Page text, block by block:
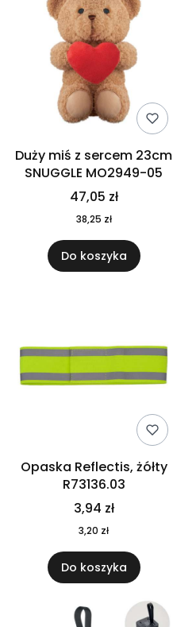
Duży miś z sercem 23cm
SNUGGLE MO2949-05
47,05 zł
38,25 zł
Do koszyka
Opaska Reflectis, żółty
R73136.03
3,94 zł
3,20 zł
Do koszyka